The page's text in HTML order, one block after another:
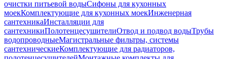
очистки питьевой водыСифоны для кухонных
моекКомплектующие для кухонных моекИнженерная
сантехникаИнсталляции для
сантехникиПолотенцесушителиОтвод и подвод водыТрубы
водопроводныеМагистральные фильтры, системы
сантехническиеКомплектующие для радиаторов,